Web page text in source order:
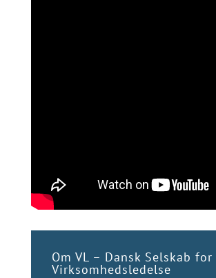
Om VL – Dansk Selskab for
Virksomhedsledelse